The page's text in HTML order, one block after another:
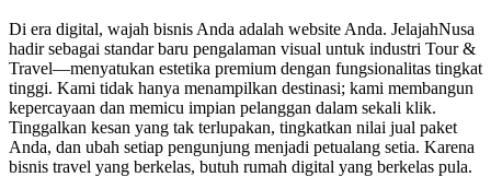
Di era digital, wajah bisnis Anda adalah website Anda. JelajahNusa
hadir sebagai standar baru pengalaman visual untuk industri Tour &
Travel—menyatukan estetika premium dengan fungsionalitas tingkat
tinggi. Kami tidak hanya menampilkan destinasi; kami membangun
kepercayaan dan memicu impian pelanggan dalam sekali klik.
Tinggalkan kesan yang tak terlupakan, tingkatkan nilai jual paket
Anda, dan ubah setiap pengunjung menjadi petualang setia. Karena
bisnis travel yang berkelas, butuh rumah digital yang berkelas pula.